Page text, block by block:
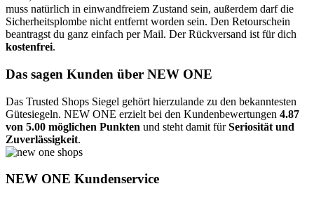
muss natürlich in einwandfreiem Zustand sein, außerdem darf die
Sicherheitsplombe nicht entfernt worden sein. Den Retourschein
beantragst du ganz einfach per Mail. Der Rückversand ist für dich
kostenfrei.
Das sagen Kunden über NEW ONE
Das Trusted Shops Siegel gehört hierzulande zu den bekanntesten
Gütesiegeln. NEW ONE erzielt bei den Kundenbewertungen 4.87
von 5.00 möglichen Punkten und steht damit fürSeriosität und
Zuverlässigkeit.
NEW ONE Kundenservice